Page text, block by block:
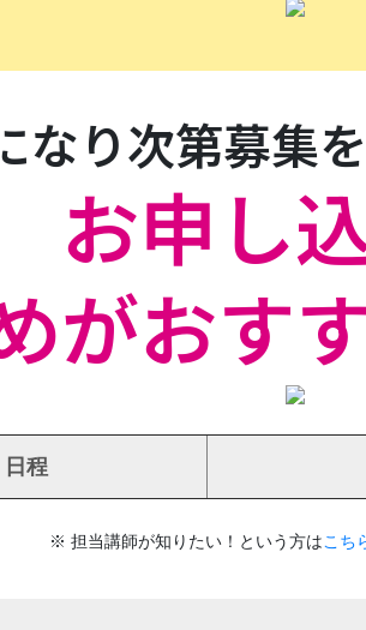
なり次第募集
お申し
がおす
日程
※ 担当講師が知りたい！という方はこち